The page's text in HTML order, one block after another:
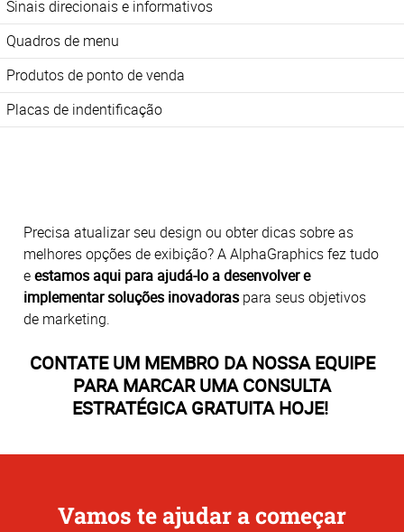
Sinais direcionais e informativos
Quadros de menu
Produtos de ponto de venda
Placas de indentificação
Precisa atualizar seu design ou obter dicas sobre as
melhores opções de exibição? A AlphaGraphics fez tudo
eestamos aqui para ajudá-lo a desenvolver e
implementar soluções inovadoras para seus objetivos
de marketing.
CONTATE UM MEMBRO DA NOSSA EQUIPE
PARA MARCAR UMA CONSULTA
ESTRATÉGICA GRATUITA HOJE!
Vamos te ajudar a começar